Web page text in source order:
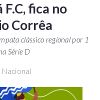
fica no
Corrêa
clássico regional por 1
Série D